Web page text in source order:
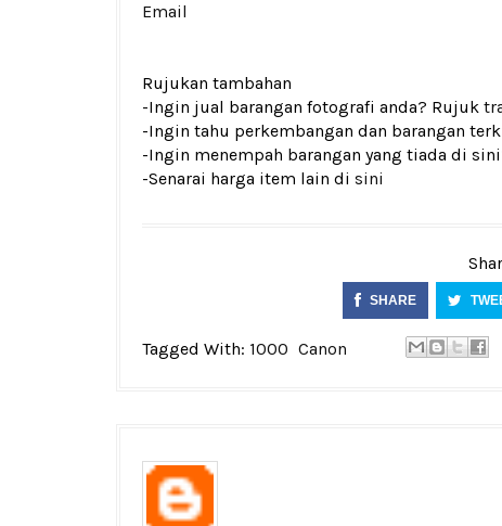
Email
Rujukan tambahan
-Ingin jual barangan fotografi anda? Rujuk
-Ingin tahu perkembangan dan barangan
-Ingin menempah barangan yang tiada di
-Senarai harga item lain di sini
SHARE
Tagged With: 1000 Canon